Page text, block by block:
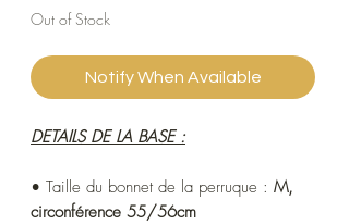
Out of Stock
Notify When Available
DETAILS DE LA BASE :
• Taille du bonnet de la perruque : M,
circonférence 55/56cm